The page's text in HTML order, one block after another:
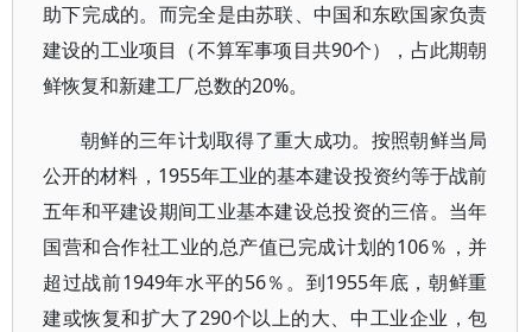
助下完成的。而完全是由苏联、中国和东欧国家负责
建设的工业项目（不算军事项目共90个），占此期朝
鲜恢复和新建工厂总数的20%。
朝鲜的三年计划取得了重大成功。按照朝鲜当局
公开的材料，1955年工业的基本建设投资约等于战前
五年和平建设期间工业基本建设总投资的三倍。当年
国营和合作社工业的总产值已完成计划的106％，并
超过战前1949年水平的56％。到1955年底，朝鲜重
建或恢复和扩大了290个以上的大、中工业企业，包